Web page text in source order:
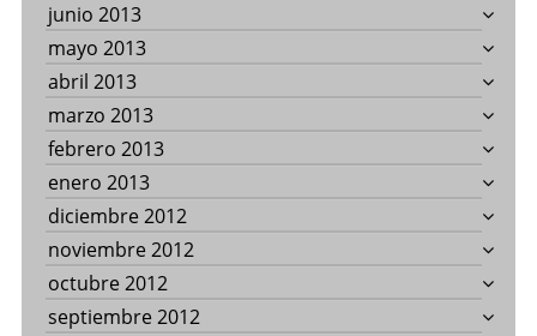
junio 2013
mayo 2013
abril 2013
marzo 2013
febrero 2013
enero 2013
diciembre 2012
noviembre 2012
octubre 2012
septiembre 2012